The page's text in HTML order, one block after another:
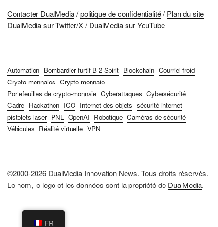
Contacter DualMedia/politique de confidentialité/ Plan du site
DualMedia sur Twitter/X/ DualMedia sur YouTube
Automation Bombardier furtif B-2 Spirit Blockchain Courriel froid
Crypto-monnaies Crypto-monnaie
Portefeuilles de crypto-monnaie Cyberattaques Cybersécurité
Cadre Hackathon ICO Internet des objets sécurité internet
pistolets laser PNL OpenAI Robotique Caméras de sécurité
Véhicules Réalité virtuelle VPN
©2000-2026 DualMedia Innovation News. Tous droits réservés.
Le nom, le logo et les données sont la propriété de DualMedia.
FR